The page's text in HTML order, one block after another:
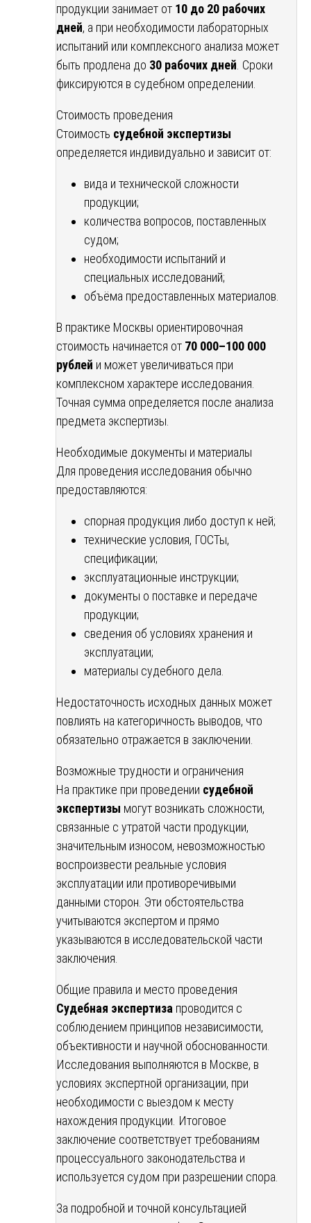
продукции занимает от 10 до 20 рабочих
дней, а при необходимости лабораторных
испытаний или комплексного анализа может
быть продлена до 30 рабочих дней . Сроки
фиксируются в судебном определении.
Стоимость проведения
Стоимость судебной экспертизы
определяется индивидуально и зависит от:
вида и технической сложности
продукции;
количества вопросов, поставленных
судом;
необходимости испытаний и
специальных исследований;
объёма предоставленных материалов.
В практике Москвы ориентировочная
стоимость начинается от 70 000–100 000
рублей и может увеличиваться при
комплексном характере исследования.
Точная сумма определяется после анализа
предмета экспертизы.
Необходимые документы и материалы
Для проведения исследования обычно
предоставляются:
спорная продукция либо доступ к ней;
технические условия, ГОСТы,
спецификации;
эксплуатационные инструкции;
документы о поставке и передаче
продукции;
сведения об условиях хранения и
эксплуатации;
материалы судебного дела.
Недостаточность исходных данных может
повлиять на категоричность выводов, что
обязательно отражается в заключении.
Возможные трудности и ограничения
На практике при проведении судебной
экспертизы могут возникать сложности,
связанные с утратой части продукции,
значительным износом, невозможностью
воспроизвести реальные условия
эксплуатации или противоречивыми
данными сторон. Эти обстоятельства
учитываются экспертом и прямо
указываются в исследовательской части
заключения.
Общие правила и место проведения
Судебная экспертиза проводится с
соблюдением принципов независимости,
объективности и научной обоснованности.
Исследования выполняются в Москве, в
условиях экспертной организации, при
необходимости с выездом к месту
нахождения продукции. Итоговое
заключение соответствует требованиям
процессуального законодательства и
используется судом при разрешении спора.
За подробной и точной консультацией